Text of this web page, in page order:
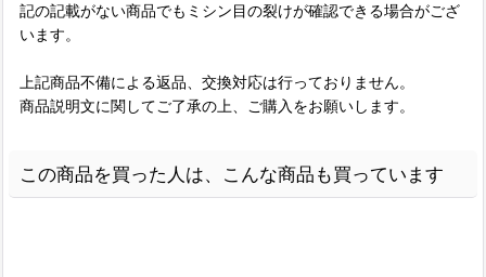
記の記載がない商品でもミシン目の裂けが確認できる場合がござ
います。
上記商品不備による返品、交換対応は行っておりません。
商品説明文に関してご了承の上、ご購入をお願いします。
この商品を買った人は、こんな商品も買っています